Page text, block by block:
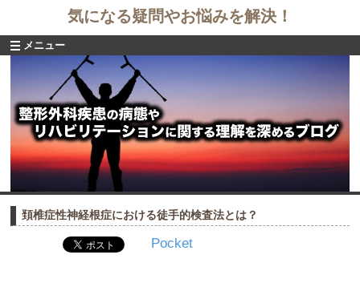
気になる疑問やお悩みを解決！
メニュー
頚椎症性神経根症における徒手的検査法とは？
Pocket